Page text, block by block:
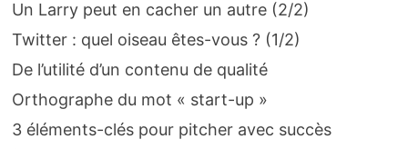
Un Larry peut en cacher un autre (2/2)
Twitter : quel oiseau êtes-vous ? (1/2)
De l’utilité d’un contenu de qualité
Orthographe du mot « start-up »
3 éléments-clés pour pitcher avec succès